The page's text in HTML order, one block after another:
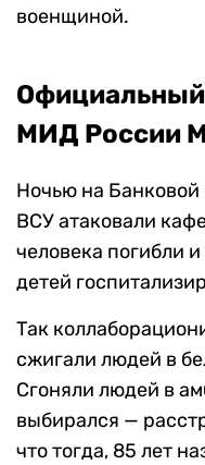
военщиной.
Официальный
МИД России
Ночью на Банковой
ВСУ атаковали
человека погибли
детей
Так
сжигали людей в
Сгоняли людей в
выбирался —
что тогда, 85 лет